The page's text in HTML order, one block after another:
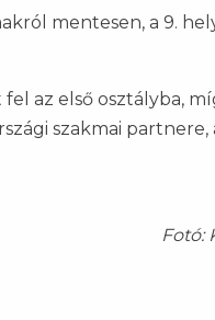
mentesen, a 9.
az első osztályba,
szakmai
Fotó: